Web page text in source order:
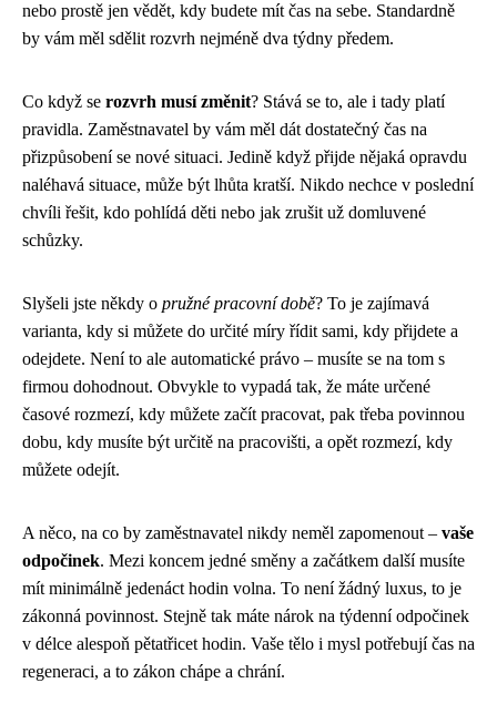
nebo prostě jen vědět, kdy budete mít čas na sebe. Standardně
by vám měl sdělit rozvrh nejméně dva týdny předem.
Co když se rozvrh musí změnit? Stává se to, ale i tady platí
pravidla. Zaměstnavatel by vám měl dát dostatečný čas na
přizpůsobení se nové situaci. Jedině když přijde nějaká opravdu
naléhavá situace, může být lhůta kratší. Nikdo nechce v poslední
chvíli řešit, kdo pohlídá děti nebo jak zrušit už domluvené
schůzky.
Slyšeli jste někdy o pružné pracovní době? To je zajímavá
varianta, kdy si můžete do určité míry řídit sami, kdy přijdete a
odejdete. Není to ale automatické právo – musíte se na tom s
firmou dohodnout. Obvykle to vypadá tak, že máte určené
časové rozmezí, kdy můžete začít pracovat, pak třeba povinnou
dobu, kdy musíte být určitě na pracovišti, a opět rozmezí, kdy
můžete odejít.
A něco, na co by zaměstnavatel nikdy neměl zapomenout – vaše
odpočinek. Mezi koncem jedné směny a začátkem další musíte
mít minimálně jedenáct hodin volna. To není žádný luxus, to je
zákonná povinnost. Stejně tak máte nárok na týdenní odpočinek
v délce alespoň pětatřicet hodin. Vaše tělo i mysl potřebují čas na
regeneraci, a to zákon chápe a chrání.